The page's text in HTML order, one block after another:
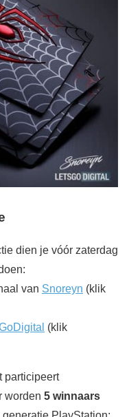
dien je vóór zaterdag
van Snoreyn (klik
(klik
participeert
worden 5 winnaars